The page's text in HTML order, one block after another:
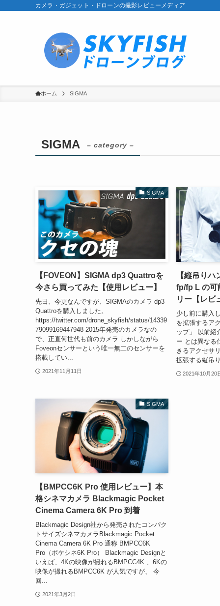
カメラ・ガジェット・ドローンの撮影レビューメディア
ホーム SIGMA
SIGMA – category –
SIGMA
【FOVEON】SIGMA dp3 Quattroを
今さら買ってみた【使用レビュー】
先日、今更なんですが、SIGMAのカメラ dp3
Quattroを購入しました。
https://twitter.com/drone_skyfish/status/14339
79099169447948 2015年発売のカメラなの
で、正直何世代も前のカメラ しかしながら
Foveonセンサーという唯一無二のセンサーを
搭載してい...
2021年11月11日
【縦吊り
fp/fp L の可
リー【レビ
少し前に購入
を拡張するア
ップ」 以前紹
ー とは異なる
きるアクセサ
拡張する縦吊
2021年10月20
SIGMA
【BMPCC6K Pro 使用レビュー】本
格シネマカメラ Blackmagic Pocket
Cinema Camera 6K Pro 到着
Blackmagic Design社から発売されたコンパク
トサイズシネマカメラBlackmagic Pocket
Cinema Camera 6K Pro 通称 BMPCC6K
Pro（ポケシネ6K Pro） Blackmagic Designと
いえば、4Kの映像が撮れるBMPCC4K 、6Kの
映像が撮れるBMPCC6K が人気ですが、 今
回...
2021年3月2日